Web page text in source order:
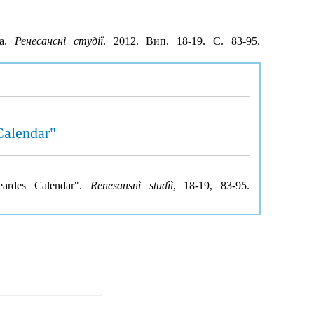
Ренесансні студії. 2012. Вип. 18-19. С. 83-95.
Calendar". Renesansnì studìì, 18-19, 83-95.